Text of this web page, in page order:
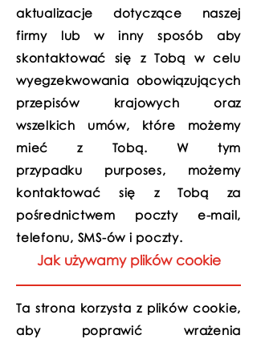
aktualizacje dotyczące naszej
firmy lub w inny sposób aby
skontaktować się z Tobą w celu
wyegzekwowania obowiązujących
przepisów krajowych oraz
wszelkich umów, które możemy
mieć z Tobą. W tym
przypadku purposes, możemy
kontaktować się z Tobą za
pośrednictwem poczty e-mail,
telefonu, SMS-ów i poczty.
Jak używamy plików cookie
Ta strona korzysta z plików cookie,
aby poprawić wrażenia